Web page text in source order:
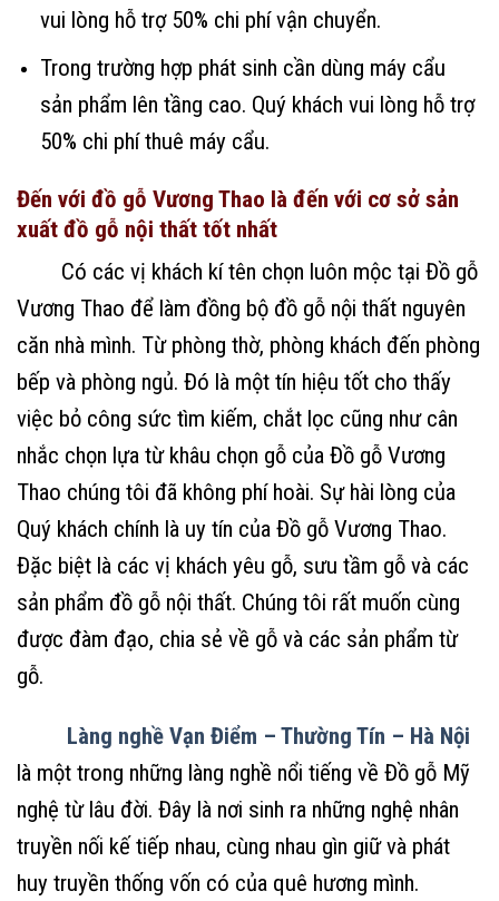
vui lòng hỗ trợ 50% chi phí vận chuyển.
Trong trường hợp phát sinh cần dùng máy cẩu
sản phẩm lên tầng cao. Quý khách vui lòng hỗ trợ
50% chi phí thuê máy cẩu.
Đến với đồ gỗ Vương Thao là đến với cơ sở sản
xuất đồ gỗ nội thất tốt nhất
Có các vị khách kí tên chọn luôn mộc tại Đồ gỗ
Vương Thao để làm đồng bộ đồ gỗ nội thất nguyên
căn nhà mình. Từ phòng thờ, phòng khách đến phòng
bếp và phòng ngủ. Đó là một tín hiệu tốt cho thấy
việc bỏ công sức tìm kiếm, chắt lọc cũng như cân
nhắc chọn lựa từ khâu chọn gỗ của Đồ gỗ Vương
Thao chúng tôi đã không phí hoài. Sự hài lòng của
Quý khách chính là uy tín của Đồ gỗ Vương Thao.
Đặc biệt là các vị khách yêu gỗ, sưu tầm gỗ và các
sản phẩm đồ gỗ nội thất. Chúng tôi rất muốn cùng
được đàm đạo, chia sẻ về gỗ và các sản phẩm từ
gỗ.
Làng nghề Vạn Điểm – Thường Tín – Hà Nội
là một trong những làng nghề nổi tiếng về Đồ gỗ Mỹ
nghệ từ lâu đời. Đây là nơi sinh ra những nghệ nhân
truyền nối kế tiếp nhau, cùng nhau gìn giữ và phát
huy truyền thống vốn có của quê hương mình.